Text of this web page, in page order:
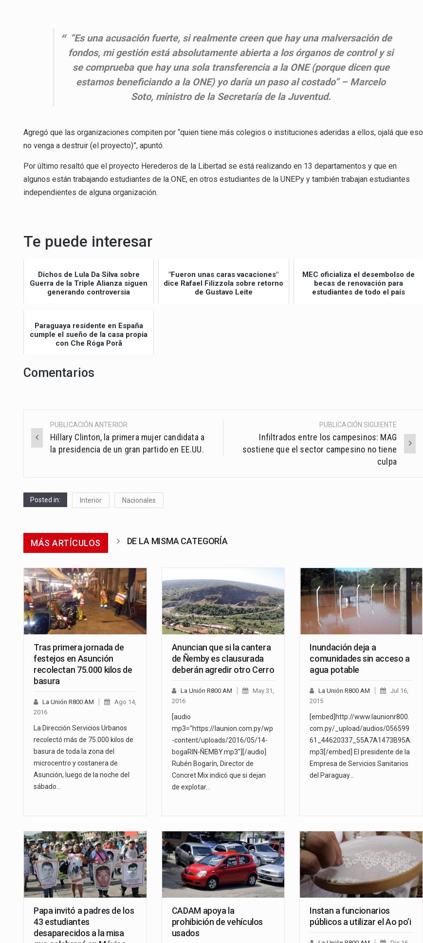
para
“Es una acusación fuerte, si realmente creen que hay una malversación de
fondos, mi gestión está absolutamente abierta a los órganos de control y si
se comprueba que hay una sola transferencia a la ONE (porque dicen que
estamos beneficiando a la ONE) yo daría un paso al costado” – Marcelo
Soto, ministro de la Secretaría de la Juventud.
Agregó que las organizaciones compiten por “quien tiene más colegios o instituciones aderidas a ellos, ojalá que eso
no venga a destruir (el proyecto)”, apuntó.
Por último resaltó que el proyecto Herederos de la Libertad se está realizando en 13 departamentos y que en
algunos están trabajando estudiantes de la ONE, en otros estudiantes de la UNEPy y también trabajan estudiantes
independientes de alguna organización.
Te puede interesar
Dichos de Lula Da Silva sobre
Guerra de la Triple Alianza siguen
generando controversia
"Fueron unas caras vacaciones"
dice Rafael Filizzola sobre retorno
de Gustavo Leite
MEC oficializa el desembolso de
becas de renovación para
estudiantes de todo el país
Paraguaya residente en España
cumple el sueño de la casa propia
con Che Róga Porã
Comentarios
Post
navigation
PUBLICACIÓN ANTERIOR
Hillary Clinton, la primera mujer candidata a
la presidencia de un gran partido en EE.UU.
PUBLICACIÓN SIGUIENTE
Infiltrados entre los campesinos: MAG
sostiene que el sector campesino no tiene
culpa
Posted in: Interior Nacionales
MÁS ARTÍCULOS DE LA MISMA CATEGORÍA
Tras primera jornada de
festejos en Asunción
recolectan 75.000 kilos de
basura
La Unión R800 AM
Ago 14,
2016
La Dirección Servicios Urbanos
recolectó más de 75.000 kilos de
basura de toda la zona del
microcentro y costanera de
Asunción, luego de la noche del
sábado…
Anuncian que si la cantera
de Ñemby es clausurada
deberán agredir otro Cerro
La Unión R800 AM
May 31,
2016
[audio
mp3="https://launion.com.py/wp
-content/uploads/2016/05/14-
bogaRIN-ÑEMBY.mp3"][/audio]
Rubén Bogarín, Director de
Concret Mix indicó que si dejan
de explotar…
Inundación deja a
comunidades sin acceso a
agua potable
La Unión R800 AM
Jul 16,
2015
[embed]http://www.launionr800.
com.py/_upload/audios/056599
61_44620337_55A7A1473B95A.
mp3[/embed] El presidente de la
Empresa de Servicios Sanitarios
del Paraguay…
Papa invitó a padres de los
43 estudiantes
desaparecidos a la misa
CADAM apoya la
prohibición de vehículos
usados
Instan a funcionarios
públicos a utilizar el Ao po’i